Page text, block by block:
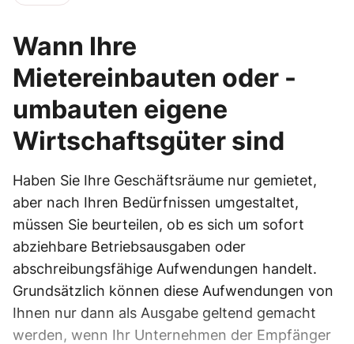
Wann Ihre
Mietereinbauten oder -
umbauten eigene
Wirtschaftsgüter sind
Haben Sie Ihre Geschäftsräume nur gemietet,
aber nach Ihren Bedürfnissen umgestaltet,
müssen Sie beurteilen, ob es sich um sofort
abziehbare Betriebsausgaben oder
abschreibungsfähige Aufwendungen handelt.
Grundsätzlich können diese Aufwendungen von
Ihnen nur dann als Ausgabe geltend gemacht
werden, wenn Ihr Unternehmen der Empfänger